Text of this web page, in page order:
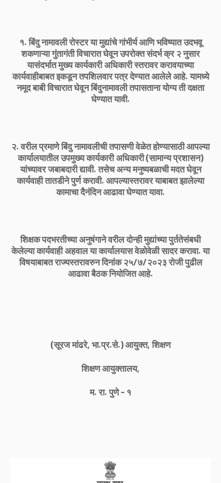
१. बिंदु नामावली रोस्टर या मुद्यांचे गांभीर्य आणि भविष्यात उदभवू
शकणाऱ्या गुंतागंती विचारात घेवून उपरोक्त संदर्भ क्र २ नुसार
यासंदर्भात मुख्य कार्यकारी अधिकारी स्तरावर करावयाच्या
कार्यवाहीबाबत इकडून तपशिलवार पत्र देण्यात आलेले आहे. यामध्ये
नमूद बाबी विचारात घेवून बिंदुनामावली तपासताना योग्य ती दक्षता
घेण्यात यावी.
२. वरील प्रमाणे बिंदु नामावलीची तपासणी वेळेत होण्यासाठी आपल्या
कार्यालयातील उपमुख्य कार्यकारी अधिकारी (सामान्य प्रशासन)
यांच्यावर जबाबदारी द्यावी. तसेच अन्य मनुष्यबळाची मदत घेवून
कार्यवाही तातडीने पुर्ण करावी. आपल्यास्तरावर याबाबत झालेल्या
कामाचा दैनंदिन आढावा घेण्यात यावा.
शिक्षक पदभरतीच्या अनुषंगाने वरील दोन्ही मुद्यांच्या पुर्ततेसंबधी
केलेल्या कार्यवाही अहवाल या कार्यालयास वेळोवेळी सादर करावा. या
विषयाबाबत राज्यस्तरावरुन दिनांक २५/७/२०२३ रोजी पुढील
आढावा बैठक नियोजित आहे.
(सूरज मांढरे, भा.प्र.से.) आयुक्त, शिक्षण
शिक्षण आयुक्तालय,
म. रा. पुणे - १